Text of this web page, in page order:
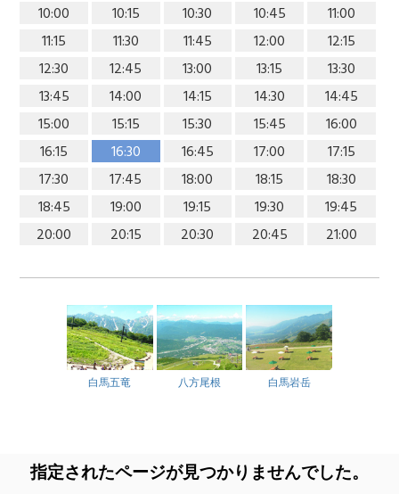
10:00
10:15 10:30 10:45
11:00
11:15
11:30 11:45 12:00
12:15
12:30
12:45 13:00 13:15
13:30
13:45
14:00 14:15 14:30
14:45
15:00
15:15 15:30 15:45
16:00
16:15
16:30 16:45 17:00
17:15
17:30
17:45 18:00 18:15
18:30
18:45
19:00 19:15 19:30
19:45
20:00
20:15 20:30 20:45 21:00
白馬五竜 八方尾根 白馬岩岳